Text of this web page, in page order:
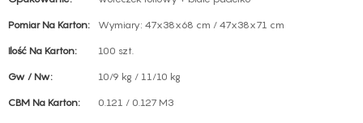
Pomiar Na Karton: Wymiary: 47x38x68 cm / 47x38x71 cm
Ilość Na Karton: 100 szt.
Gw / Nw: 10/9 kg / 11/10 kg
CBM Na Karton: 0.121 / 0.127 M3